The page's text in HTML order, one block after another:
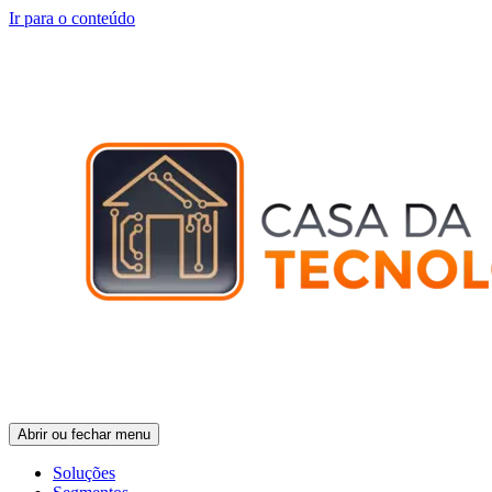
Ir para o conteúdo
Abrir ou fechar menu
Soluções